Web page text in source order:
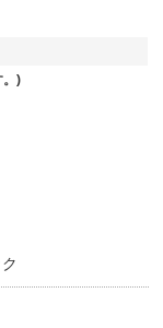
。)